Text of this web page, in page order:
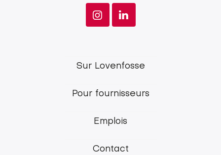
Lovenfosse
menu
Sur Lovenfosse
Pour fournisseurs
Emplois
Contact